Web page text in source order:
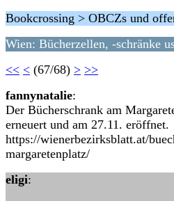
Bookcrossing > OBCZs und
Wien: Bücherzellen, -schränke
<< < (67/68) > >>
fannynatalie:
Der Bücherschrank am
erneuert und am 27.11. eröffnet.
https://wienerbezirksblatt.at/
margaretenplatz/
eligi: